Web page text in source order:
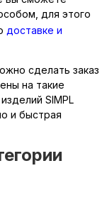
для этого
доставке и
сделать заказ
на такие
SIMPL
и быстрая